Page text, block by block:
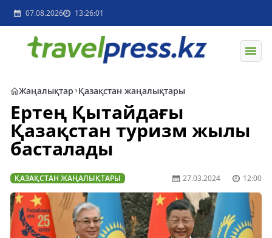
07.08.2026 13:26:01
Жаңалықтар Қазақстан жаңалықтары
Ертең Қытайдағы
Қазақстан туризм жылы
басталады
ҚАЗАҚСТАН ЖАҢАЛЫҚТАРЫ 27.03.2024 12:00